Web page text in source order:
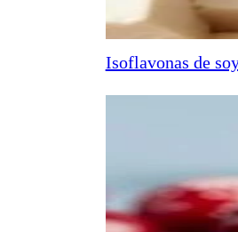
Isoflavonas de